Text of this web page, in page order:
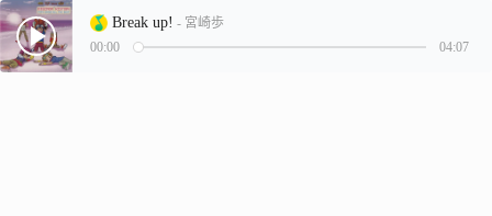
Break up! - 宮崎歩
00:00
04:07